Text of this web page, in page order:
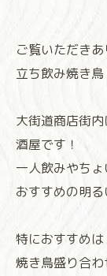
ご覧いただき
立ち飲み焼き
大街道商店街
酒屋です！
一人飲みやち
おすすめの明
特におすすめは
焼き鳥盛り合わ